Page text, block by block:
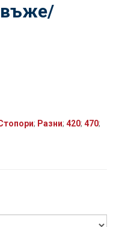
въже/
; Разни; 420; 470;